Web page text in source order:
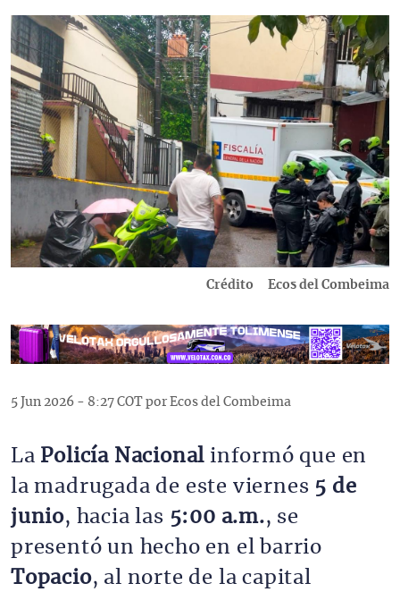
Imagen
Crédito Ecos del Combeima
5 Jun 2026 - 8:27 COT por Ecos del Combeima
La Policía Nacional informó que en
la madrugada de este viernes 5 de
junio, hacia las 5:00 a.m., se
Topacio, al norte de la capital